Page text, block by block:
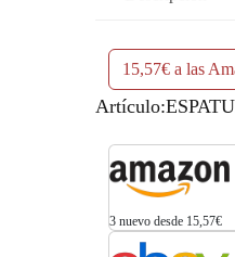
15,57€ a las
3 nuevo desde 15,57€